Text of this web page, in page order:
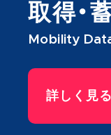
取得・
Mobility
詳しく見る